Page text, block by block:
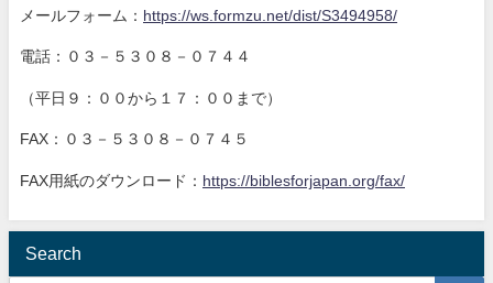
メールフォーム： https://ws.formzu.net/dist/S3494958/
電話：０３－５３０８－０７４４
（平日９：００から１７：００まで）
FAX：０３－５３０８－０７４５
FAX用紙のダウンロード： https://biblesforjapan.org/fax/
Search